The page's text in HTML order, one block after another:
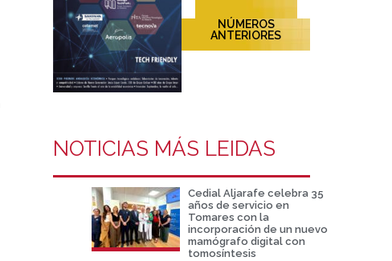
NÚMEROS
ANTERIORES
NOTICIAS MÁS LEIDAS
Cedial Aljarafe celebra 35
años de servicio en
Tomares con la
incorporación de un nuevo
mamógrafo digital con
tomosíntesis